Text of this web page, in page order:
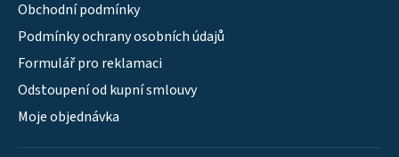
Obchodní podmínky
Podmínky ochrany osobních údajů
Formulář pro reklamaci
Odstoupení od kupní smlouvy
Moje objednávka